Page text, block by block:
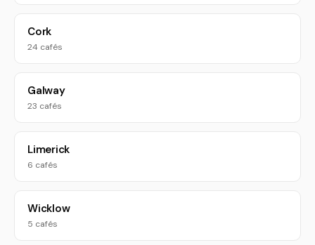
Cork
24 cafés
Galway
23 cafés
Limerick
6 cafés
Wicklow
5 cafés